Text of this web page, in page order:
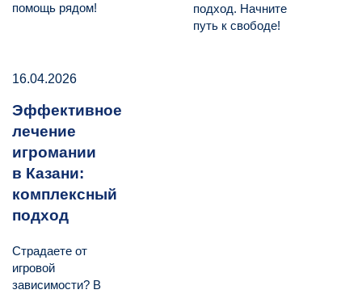
помощь рядом!
подход. Начните
путь к свободе!
16.04.2026
Эффективное
лечение
игромании
в Казани:
комплексный
подход
Страдаете от
игровой
зависимости? В